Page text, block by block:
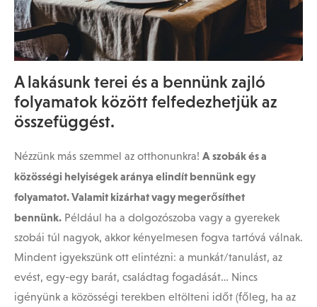
A lakásunk terei és a bennünk zajló
folyamatok között felfedezhetjük az
összefüggést.
Nézzünk más szemmel az otthonunkra! A szobák és a
közösségi helyiségek aránya elindít bennünk egy
folyamatot. Valamit kizárhat vagy megerősíthet
bennünk. Például ha a dolgozószoba vagy a gyerekek
szobái túl nagyok, akkor kényelmesen fogva tartóvá válnak.
Mindent igyekszünk ott elintézni: a munkát/tanulást, az
evést, egy-egy barát, családtag fogadását… Nincs
igényünk a közösségi terekben eltölteni időt (főleg, ha az